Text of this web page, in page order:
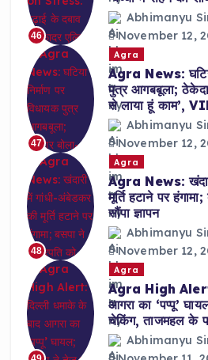
46
Abhimanyu
November 12,
47
Agra
Agra News:
पुत्र आगबबूला;
से लाया हूं काम’,
Abhimanyu
November 12,
48
Agra
Agra News:
मूर्ति हटाने पर
सौंपा ज्ञापन
Abhimanyu
November 12,
Agra
Agra High Alert:
आगरा का ‘पप्पू’
चेकिंग, ताजमहल के
Abhimanyu